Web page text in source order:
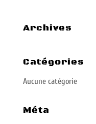
Archives
Catégories
Aucune catégorie
Méta